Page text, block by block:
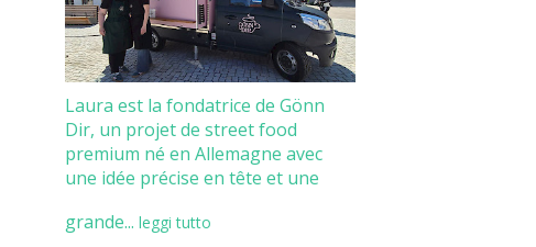
Laura est la fondatrice de Gönn
Dir, un projet de street food
premium né en Allemagne avec
une idée précise en tête et une
grande... leggi tutto